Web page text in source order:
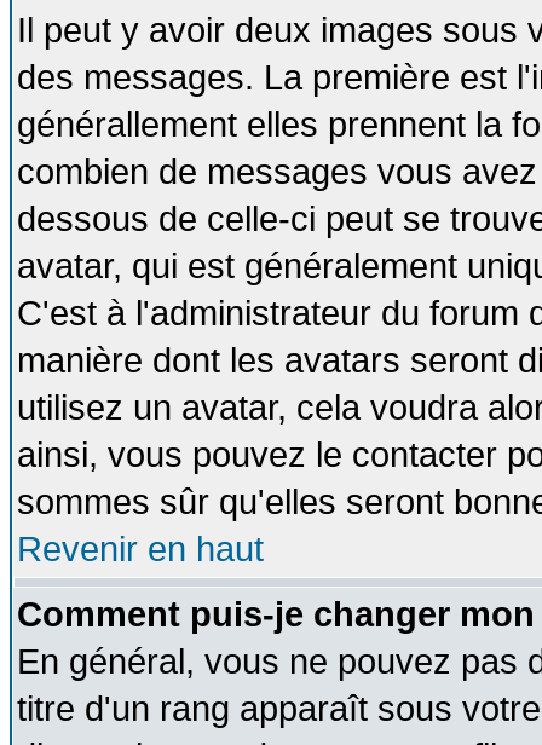
Il peut y avoir deux images sous
des messages. La première est
générallement elles prennent la
combien de messages vous
dessous de celle-ci peut se
avatar, qui est généralement
C'est à l'administrateur du forum
manière dont les avatars seront
utilisez un avatar, cela voudra
ainsi, vous pouvez le contacter
sommes sûr qu'elles seront
Revenir en haut
Comment puis-je changer
En général, vous ne pouvez pas
titre d'un rang apparaît sous